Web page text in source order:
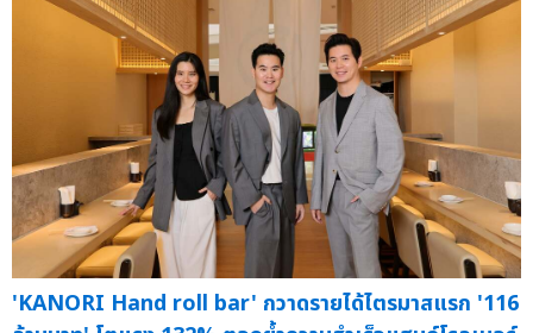
'KANORI Hand roll bar' กวาดรายได้ไตรมาสแรก '116